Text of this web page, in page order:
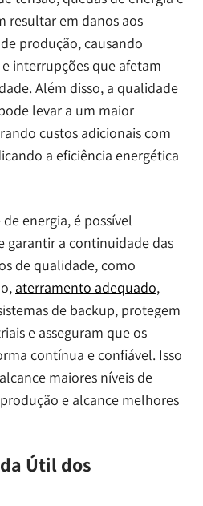
resultar em danos aos
produção, causando
interrupções que afetam
Além disso, a qualidade
levar a um maior
custos adicionais com
a eficiência energética
energia, é possível
garantir a continuidade das
de qualidade, como
aterramento adequado,
de backup, protegem
e asseguram que os
contínua e confiável. Isso
maiores níveis de
e alcance melhores
Útil dos